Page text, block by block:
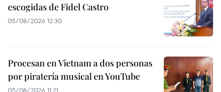
escogidas de Fidel Castro
05/08/2026 12:30
Procesan en Vietnam a dos personas
por piratería musical en YouTube
05/08/2026 11:21